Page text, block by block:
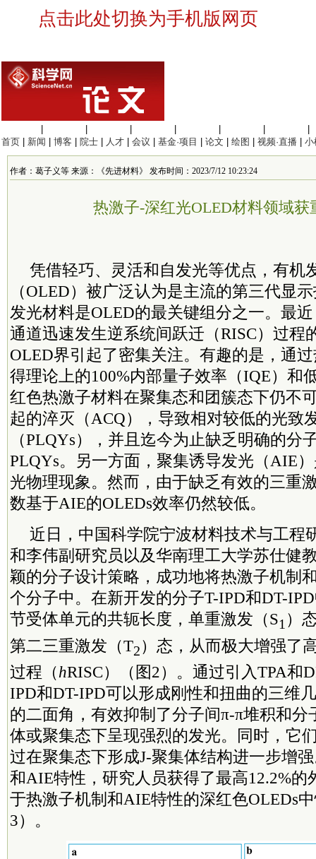
点击此处切换为手机版网页
首页
新闻 博客 院士 人才 会议 基金·项目 论文 绘图 视频·直播 小
作者：葛子义等 来源：《先进材料》 发布时间：2023/7/12 10:23:24
热激子-深红光OLED材料领域获
凭借轻巧、灵活和自发光等优点，有机
（OLED）被广泛认为是主流的第三代显
发光材料是OLED的最关键组分之一。最
通道迅速发生逆系统间跃迁（RISC）过程
OLED界引起了密集关注。有趣的是，通
得理论上的100%内部量子效率（IQE）和
红色热激子材料在聚集态和团簇态下仍不
起的淬灭（ACQ），导致相对较低的光致
（PLQYs），并且迄今为止缺乏明确的分
PLQYs。另一方面，聚集诱导发光（AIE
光物理现象。然而，由于缺乏有效的三重
数基于AIE的OLEDs效率仍然较低。
近日，中国科学院宁波材料技术与工程
和李伟副研究员以及华南理工大学苏仕健
颖的分子设计策略，成功地将热激子机制
个分子中。在新开发的分子T-IPD和DT-
节受体单元的共轭长度，单重激发（S1 ）
第二三重激发（T2）态，从而极大增强了
过程（hRISC）（图2）。通过引入TPA和
IPD和DT-IPD可以形成刚性和扭曲的三维
的二面角，有效抑制了分子间π-π堆积和分
体或聚集态下呈现强烈的发光。同时，它
过在聚集态下形成J-聚集体结构进一步增
和AIE特性，研究人员获得了最高12.2%的
于热激子机制和AIE特性的深红色OLEDs
3）。